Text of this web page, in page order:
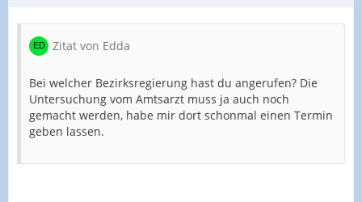
Zitat von Edda
Bei welcher Bezirksregierung hast du angerufen? Die
Untersuchung vom Amtsarzt muss ja auch noch
gemacht werden, habe mir dort schonmal einen Termin
geben lassen.